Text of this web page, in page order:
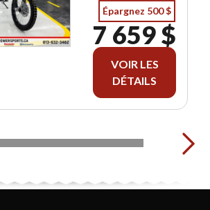
Épargnez 500 $
7 659 $
VOIR LES
DÉTAILS